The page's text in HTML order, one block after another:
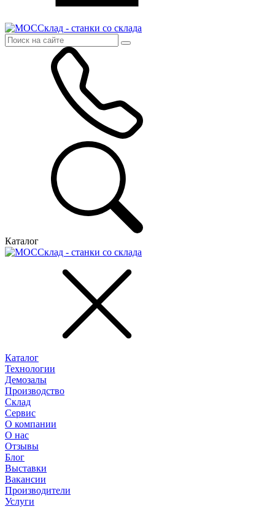
Каталог
Каталог
Технологии
Демозалы
Производство
Склад
Сервис
О компании
О нас
Отзывы
Блог
Выставки
Вакансии
Производители
Услуги